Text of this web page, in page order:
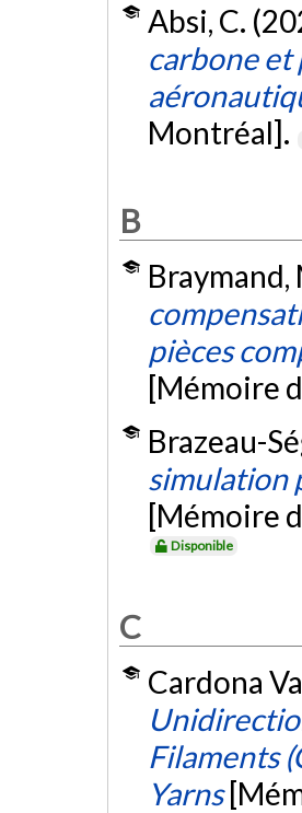
Absi, C.
carbone
Montréal].
B
Braymand,
pièces
[Mémoire
Brazeau-
simulation
[Mémoire
Disponible
C
Cardona
Filaments
Yarns